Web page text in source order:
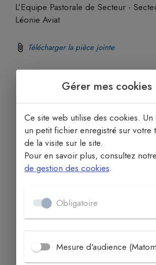
L’Equipe Pastorale de Secteur -
Léonie Aviat
Télécharger la pièce jointe
Gérer mes cookies
Ce site web utilise des cookies.
un petit fichier enregistré sur votre
de la visite sur le site.
Pour en savoir plus, consultez notre
de gestion des cookies.
Obligatoire
Mesure d'audience